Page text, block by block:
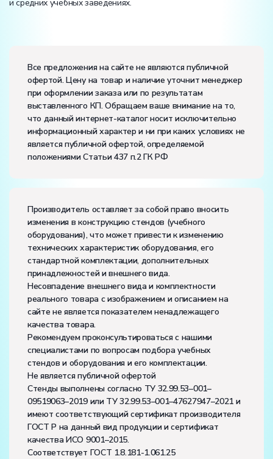
и средних учебных заведениях.
Размеры (Д x Ш x В):
Потребляемая мощность, В·А:150
Электропитание:
напряжение, В:220
частота, Гц:50
Класс защиты от поражения электрическим током:
Диапазон рабочих температур, ˚С:+10…+35
Влажность, %:до 80
Все предложения на сайте не являются публичной
офертой. Цену на товар и наличие уточнит менеджер
при оформлении заказа или по результатам
выставленного КП. Обращаем ваше внимание на то,
что данный интернет-каталог носит исключительно
информационный характер и ни при каких условиях не
является публичной офертой, определяемой
положениями Статьи 437 п.2 ГК РФ
Производитель оставляет за собой право вносить
изменения в конструкцию стендов (учебного
оборудования), что может привести к изменению
технических характеристик оборудования, его
стандартной комплектации, дополнительных
принадлежностей и внешнего вида.
Несовпадение внешнего вида и комплектности
реального товара с изображением и описанием на
сайте не является показателем ненадлежащего
качества товара.
Рекомендуем проконсультироваться с нашими
специалистами по вопросам подбора учебных
стендов и оборудования и его комплектации.
Не является публичной офертой
Стенды выполнены согласно ТУ 32.99.53–001–
09519063–2019 или ТУ 32.99.53–001–47627947–2021 и
имеют соответствующий сертификат производителя
ГОСТ Р на данный вид продукции и сертификат
качества ИСО 9001–2015.
Соответствует ГОСТ 1.8.181-1.061.25